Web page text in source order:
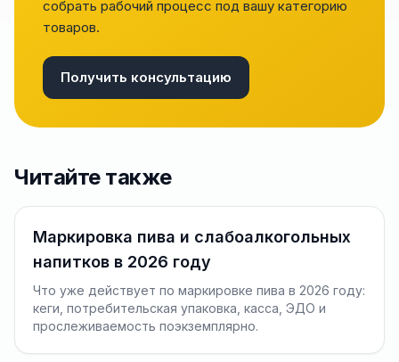
собрать рабочий процесс под вашу категорию
товаров.
Получить консультацию
Читайте также
Маркировка пива и слабоалкогольных
напитков в 2026 году
Что уже действует по маркировке пива в 2026 году:
кеги, потребительская упаковка, касса, ЭДО и
прослеживаемость поэкземплярно.